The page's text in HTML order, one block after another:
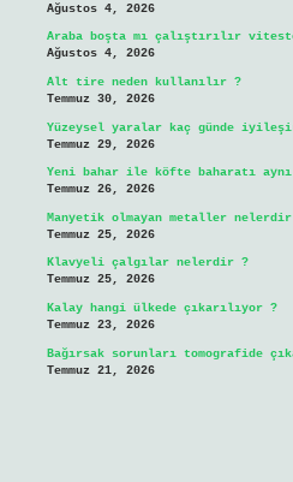
Ağustos 4, 2026
Araba boşta mı çalıştırılır
Ağustos 4, 2026
Alt tire neden kullanılır ?
Temmuz 30, 2026
Yüzeysel yaralar kaç günde
Temmuz 29, 2026
Yeni bahar ile köfte baharatı aynı
Temmuz 26, 2026
Manyetik olmayan metaller
Temmuz 25, 2026
Klavyeli çalgılar nelerdir ?
Temmuz 25, 2026
Kalay hangi ülkede çıkarılıyor ?
Temmuz 23, 2026
Bağırsak sorunları tomografide
Temmuz 21, 2026